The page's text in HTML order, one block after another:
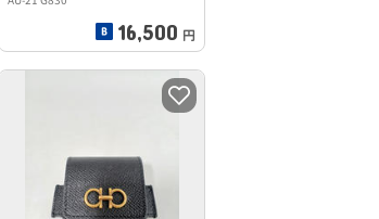
16,500 円